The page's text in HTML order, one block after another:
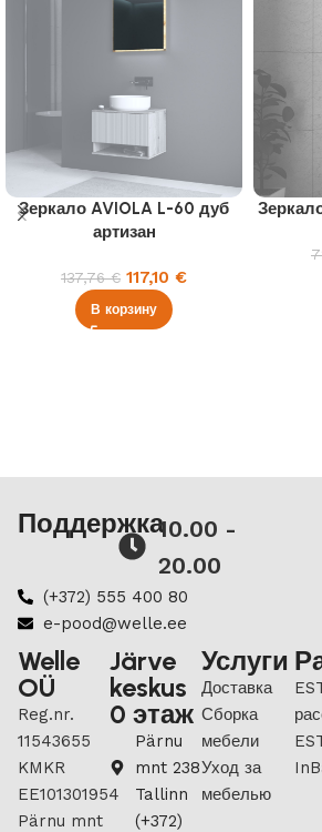
Зеркало AVIOLA L-60 дуб
артизан
137,76€ 117,10 €
В корзину
Поддержка10.00 -
20.00
(+372) 555 400 80
e-pood@welle.ee
Welle
OÜ
Reg.nr.
11543655
KMKR
EE101301954
Pärnu mnt
Järve
keskus
0 этаж
Pärnu
mnt 238
Tallinn
(+372)
Услуги
Доставка
Сборка
мебели
Уход за
мебелью